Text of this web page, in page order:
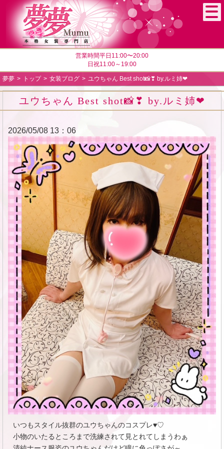
営業時間平日11:00〜20:00
日祝11:00～19:00
夢夢 トップ 女装ブログ ユウちゃん Best shot📸❣ by.ルミ姉❤
ユウちゃん Best shot📸❣ by.ルミ姉❤
2026/05/08 13：06
いつもスタイル抜群のユウちゃんのコスプレ♥♡
小物のいたるところまで洗練されて見とれてしまうわぁ